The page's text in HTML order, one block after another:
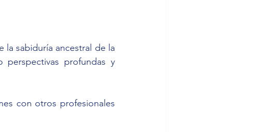
la sabiduría ancestral de la
profundas y
con otros profesionales